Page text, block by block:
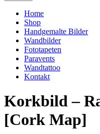
Home
Shop
Handgemalte Bilder
Wandbilder
Fototapeten
Paravents
Wandtattoo
Kontakt
Korkbild –
[Cork Map]